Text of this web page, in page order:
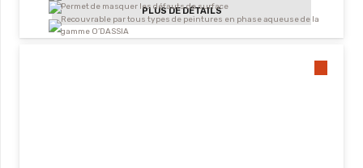
Permet de masquer les défauts de surface
Recouvrable par tous types de peintures en phase aqueuse de la
gamme O’DASSIA
PLUS DE DÉTAILS